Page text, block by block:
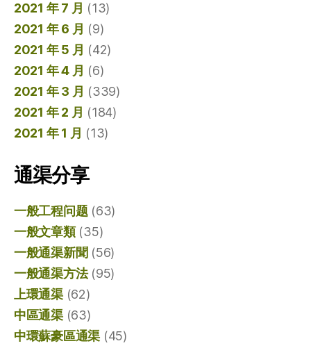
2021 年 7 月 (13)
2021 年 6 月 (9)
2021 年 5 月 (42)
2021 年 4 月 (6)
2021 年 3 月 (339)
2021 年 2 月 (184)
2021 年 1 月 (13)
通渠分享
一般工程问题(63)
一般文章類(35)
一般通渠新聞 (56)
一般通渠方法(95)
上環通渠(62)
中區通渠(63)
中環蘇豪區通渠 (45)